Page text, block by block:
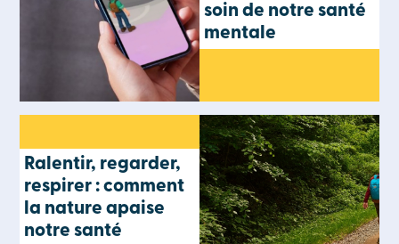
soin de notre santé
mentale
Ralentir, regarder,
respirer : comment
la nature apaise
notre santé